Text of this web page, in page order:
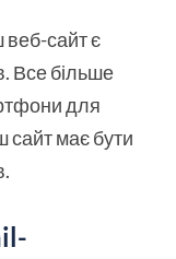
веб-сайт є
Все більше
для
сайт має бути